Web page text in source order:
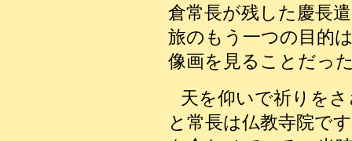
倉常長が残した慶長
旅のもう一つの目的
像画を見ることだっ
天を仰いで祈りを
と常長は仏教寺院で